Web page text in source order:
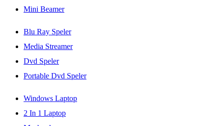
Mini Beamer
Blu Ray Speler
Media Streamer
Dvd Speler
Portable Dvd Speler
Windows Laptop
2 In 1 Laptop